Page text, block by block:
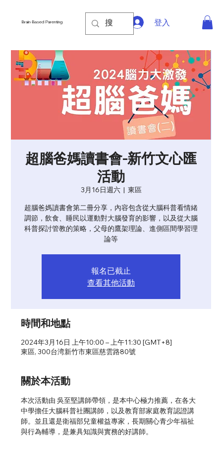
Brain-Based Parenting 登入
超腦爸媽讀書會-新竹文心匯
活動
3月16日週六
  |
東區
超腦爸媽讀書會第二冊分享，內容包含從大腦科普看情緒
調節，飲食、睡民以運動對大腦發育的影響，以及從大腦
科普探討管教的策略，父母的鷹架理論、進側區間學習理
論等
報名已截止
查看其他活動
時間和地點
2024年3月16日 上午10:00 – 上午11:30 [GMT+8]
東區, 300台湾新竹市東區慈雲路80號
關於本活動
本次活動由 吳至堅講師帶領，是本中心極力推薦，在各大
中學擔任大腦科普社團講師，以及教育部家庭教育認證講
師。並且還是衛福部兒童權益專家，長期關心青少年福祉
與行為輔導，是兼具知識與實務的好講師。